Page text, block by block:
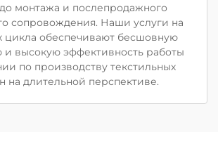
монтажа и послепродажного
сопровождения. Наши услуги на
цикла обеспечивают бесшовную
и высокую эффективность работы
по производству текстильных
на длительной перспективе.